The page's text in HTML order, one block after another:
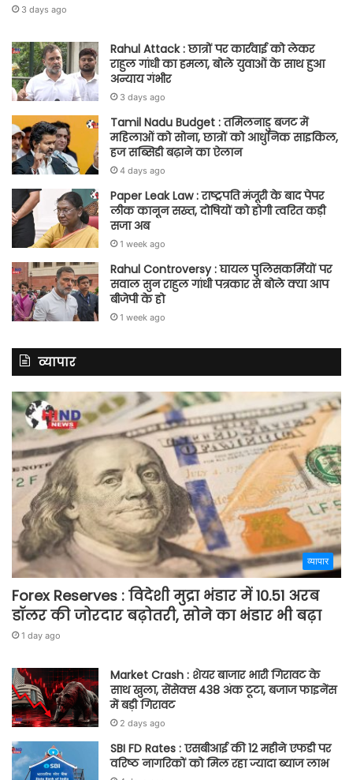
3 days ago
Rahul Attack : छात्रों पर कार्रवाई को लेकर
राहुल गांधी का हमला, बोले युवाओं के साथ हुआ
अन्याय गंभीर
3 days ago
Tamil Nadu Budget : तमिलनाडु बजट में
महिलाओं को सोना, छात्रों को आधुनिक साइकिल,
हज सब्सिडी बढ़ाने का ऐलान
4 days ago
Paper Leak Law : राष्ट्रपति मंजूरी के बाद पेपर
लीक कानून सख्त, दोषियों को होगी त्वरित कड़ी
सजा अब
1 week ago
Rahul Controversy : घायल पुलिसकर्मियों पर
सवाल सुन राहुल गांधी पत्रकार से बोले क्या आप
बीजेपी के हो
1 week ago
व्यापार
व्यापार
Forex Reserves : विदेशी मुद्रा भंडार में 10.51 अरब
डॉलर की जोरदार बढ़ोतरी, सोने का भंडार भी बढ़ा
1 day ago
Market Crash : शेयर बाजार भारी गिरावट के
साथ खुला, सेंसेक्स 438 अंक टूटा, बजाज फाइनेंस
में बड़ी गिरावट
2 days ago
SBI FD Rates : एसबीआई की 12 महीने एफडी पर
वरिष्ठ नागरिकों को मिल रहा ज्यादा ब्याज लाभ